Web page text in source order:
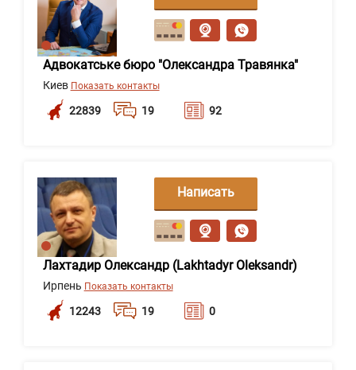
Адвокатське бюро "Олександра Травянка"
Киев Показать контакты
22839 19 92
сообщение
Лахтадир Олександр (Lakhtadyr Oleksandr)
Ирпень Показать контакты
12243 19 0
Написать
сообщение